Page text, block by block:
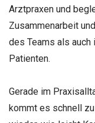
Arztpraxen und
Zusammenarbeit
des Teams als auch
Patienten.
Gerade im
kommt es schnell